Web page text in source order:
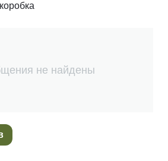
коробка
не найдены